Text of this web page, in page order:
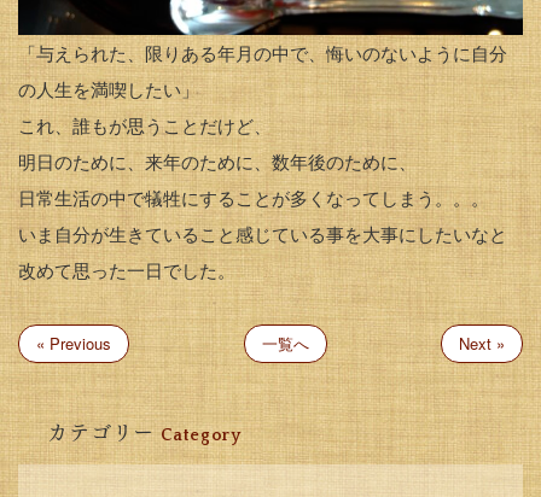
「与えられた、限りある年月の中で、悔いのないように自分
の人生を満喫したい」
これ、誰もが思うことだけど、
明日のために、来年のために、数年後のために、
日常生活の中で犠牲にすることが多くなってしまう。。。
いま自分が生きていること感じている事を大事にしたいなと
改めて思った一日でした。
« Previous 一覧へ Next »
カテゴリー Category